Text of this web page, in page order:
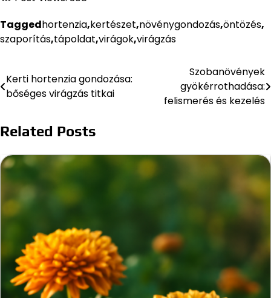
Taggedhortenzia,kertészet,növénygondozás,öntözés,
szaporítás,tápoldat,virágok,virágzás
Bejegyzés
navigáció
Kerti hortenzia gondozása:
bőséges virágzás titkai
Szobanövények
gyökérrothadása:
felismerés és kezelés
Related Posts